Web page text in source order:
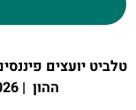
טלביט יועצים
ההון | 2008-2026 © כל הזכויות שמורות